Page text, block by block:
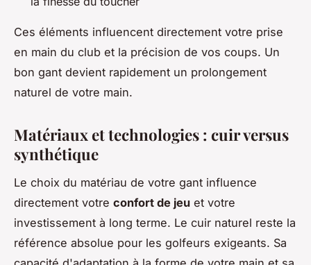
Ces éléments influencent directement votre prise
en main du club et la précision de vos coups. Un
bon gant devient rapidement un prolongement
naturel de votre main.
Matériaux et technologies : cuir versus
synthétique
Le choix du matériau de votre gant influence
directement votre confort de jeu et votre
investissement à long terme. Le cuir naturel reste la
référence absolue pour les golfeurs exigeants. Sa